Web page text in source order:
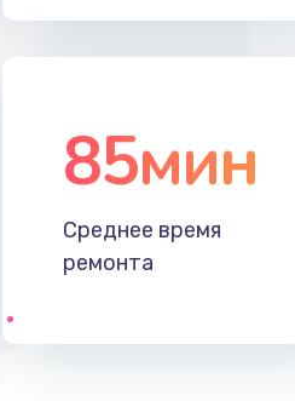
85мин
Среднее время
ремонта